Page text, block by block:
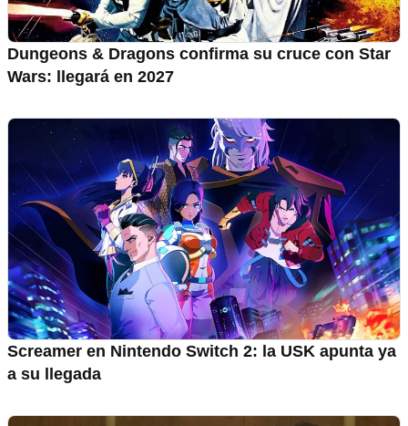
Dungeons & Dragons confirma su cruce con Star
Wars: llegará en 2027
Screamer en Nintendo Switch 2: la USK apunta ya
a su llegada